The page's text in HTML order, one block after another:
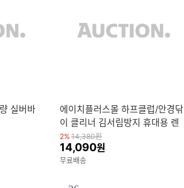
실버바
에이치플러스몰 하프클럽/안경닦
이 클리너 김서림방지 휴대용 렌
지 30매입
2% 14,380원
14,090원
무료배송